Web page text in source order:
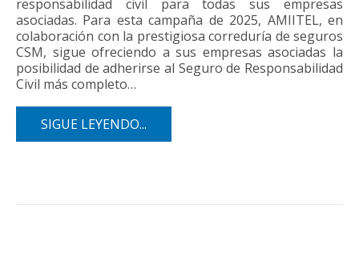
responsabilidad civil para todas sus empresas
asociadas. Para esta campaña de 2025, AMIITEL, en
colaboración con la prestigiosa correduría de seguros
CSM, sigue ofreciendo a sus empresas asociadas la
posibilidad de adherirse al Seguro de Responsabilidad
Civil más completo…
SIGUE LEYENDO...